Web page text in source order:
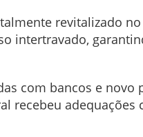
revitalizado no
intertravado,
com bancos e novo
recebeu adequações